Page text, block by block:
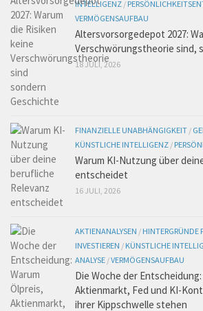
INTELLIGENZ /
VERMÖGENSAUFBAU
Altersvorsorgedepot 2027:
Verschwörungstheorie sind,
18 JULI, 2026
FINANZIELLE UNABHÄNGIGKEIT /
KÜNSTLICHE INTELLIGENZ /
Warum KI-Nutzung über
entscheidet
16 JULI, 2026
AKTIENANALYSEN / HINTERGRÜNDE
INVESTIEREN / KÜNSTLICHE
ANALYSE /VERMÖGENSAUFBAU
Die Woche der
Aktienmarkt, Fed und KI-
ihrer Kippschwelle stehen